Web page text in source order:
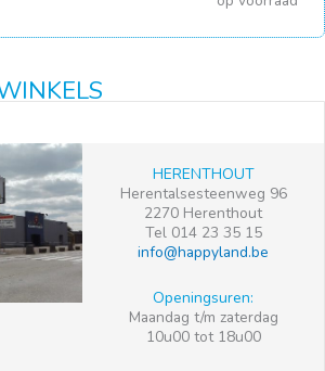
HERENTHOUT
Herentalsesteenweg 96
2270 Herenthout
Tel 014 23 35 15
info@happyland.be
Openingsuren:
Maandag t/m zaterdag
10u00 tot 18u00